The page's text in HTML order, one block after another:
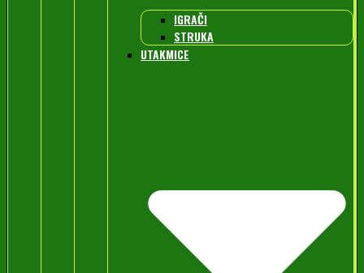
IGRAČI
STRUKA
UTAKMICE